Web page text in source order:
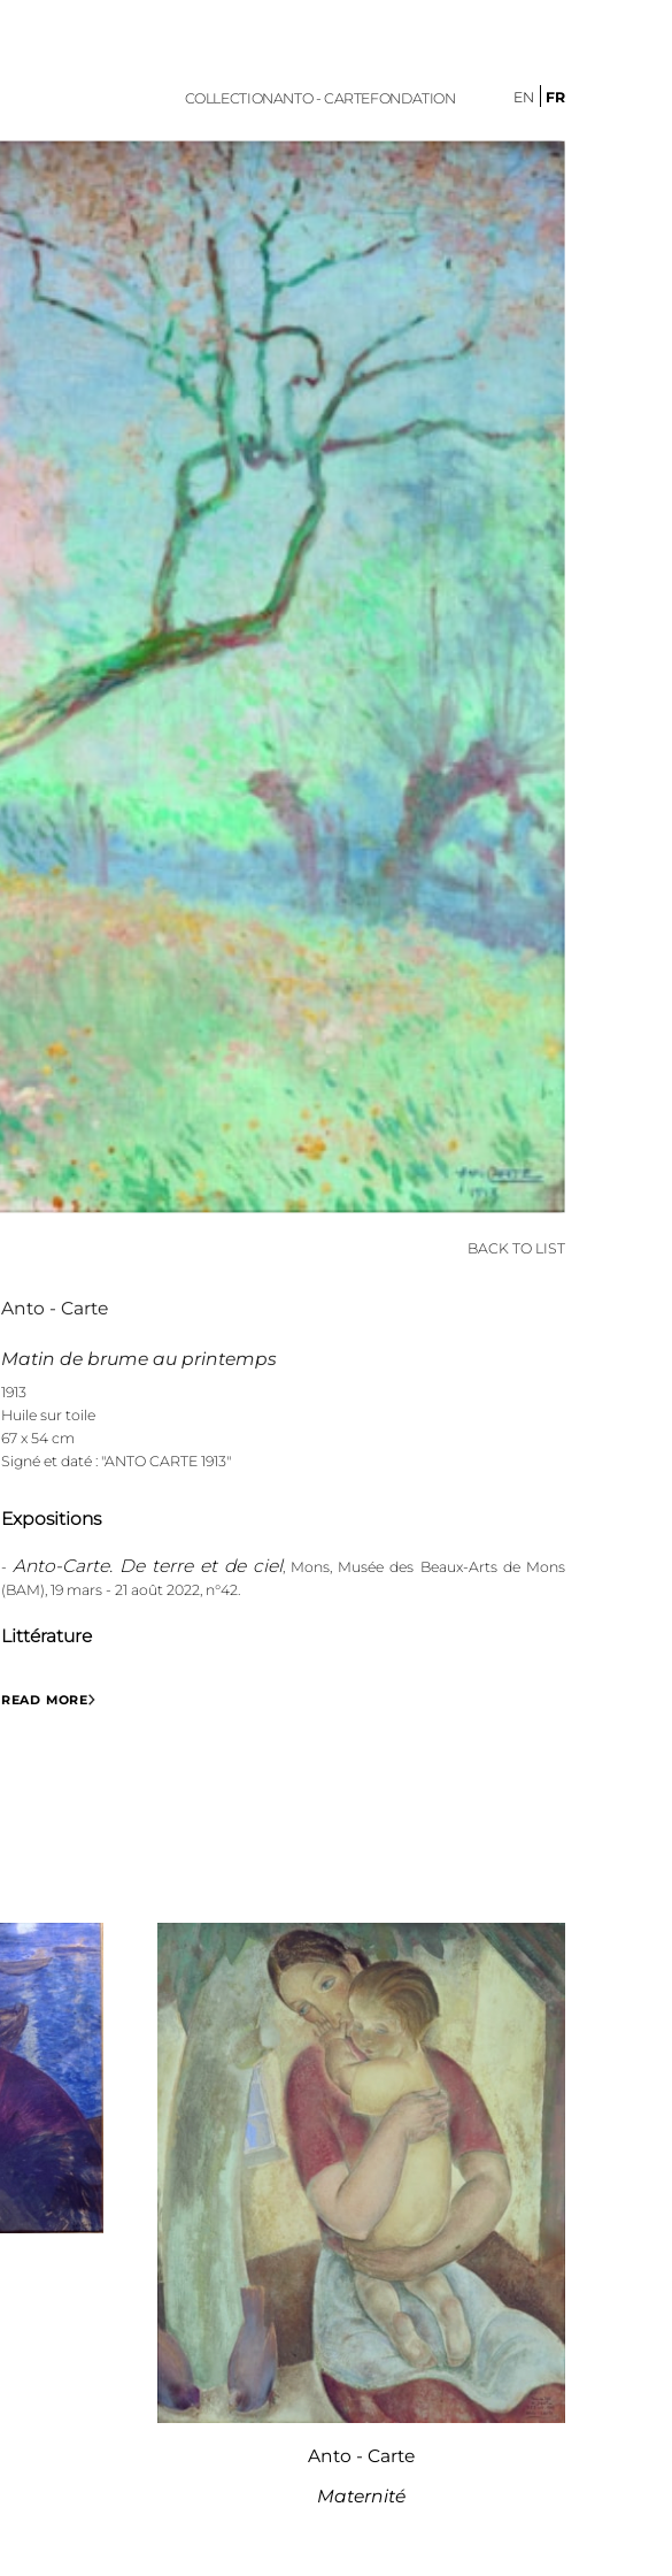
COLLECTIONANTO - CARTEFONDATION EN FR
BACK TO LIST
Anto - Carte
Matin de brume au printemps
1913
Huile sur toile
67 x 54 cm
Signé et daté : "ANTO CARTE 1913"
Expositions
- Anto-Carte. De terre et de ciel, Mons, Musée des Beaux-Arts de Mons
(BAM), 19 mars - 21 août 2022, n°42.
Littérature
2022, ill. pp. 66-67.
READ MORE
Anto - Carte
Maternité